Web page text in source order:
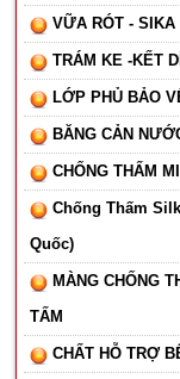
VỮA RÓT - SIKA
TRÁM KE -KẾT
LỚP PHỦ BẢO
BĂNG CẢN
CHỐNG THẤM
Chống Thấm
Quốc)
MÀNG CHỐNG
TẤM
CHẤT HỖ TRỢ